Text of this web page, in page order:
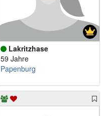
Lakritzhase
59 Jahre
Papenburg